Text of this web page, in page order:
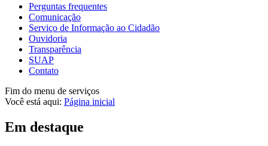
Perguntas frequentes
Comunicação
Serviço de Informação ao Cidadão
Ouvidoria
Transparência
SUAP
Contato
Fim do menu de serviços
Você está aqui: Página inicial
Em destaque